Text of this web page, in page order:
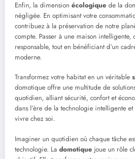
Enfin, la dimension écologique de la
négligée. En optimisant votre
contribuez à la préservation de notre
compte. Passer à une maison intelligente,
responsable, tout en bénéficiant d’un
moderne.
Transformez votre habitat en un véritable
domotique offre une multitude de
quotidien, alliant sécurité, confort et
dans l’ère de la technologie intelligente
vivre chez soi.
Imaginer un quotidien où chaque tâche
technologie. La domotique joue un rôle